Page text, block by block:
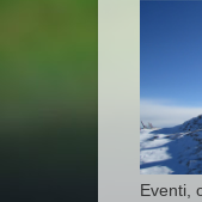
Eventi,